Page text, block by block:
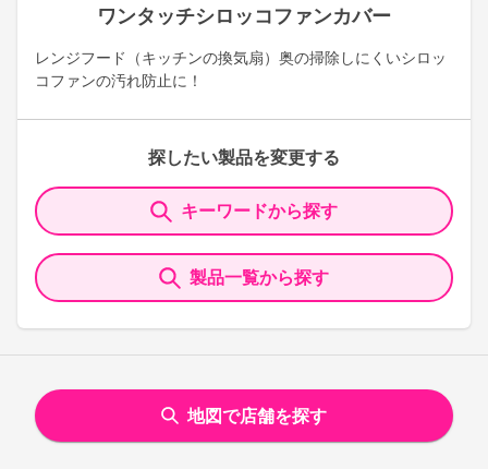
ワンタッチシロッコファンカバー
レンジフード（キッチンの換気扇）奥の掃除しにくいシロッ
コファンの汚れ防止に！
探したい製品を変更する
キーワードから探す
製品一覧から探す
地図で店舗を探す